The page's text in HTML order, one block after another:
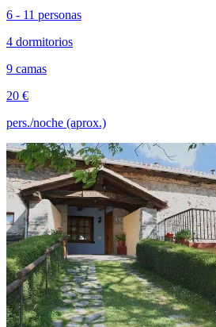
6 - 11 personas
4 dormitorios
9 camas
20 €
pers./noche (aprox.)